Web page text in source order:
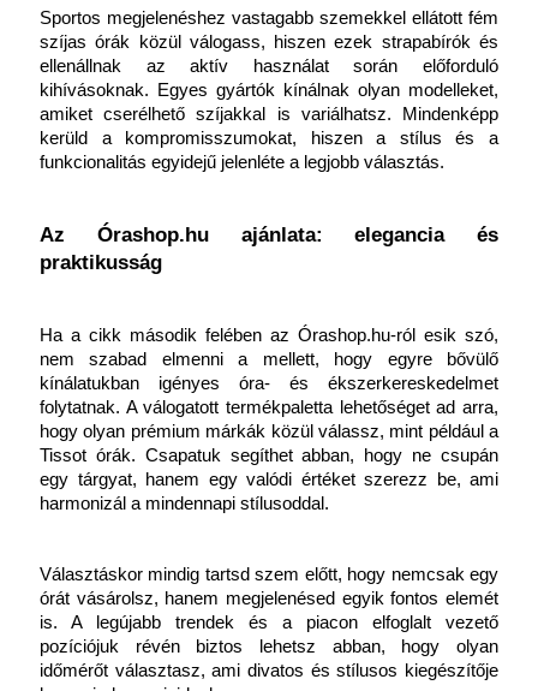
Sportos megjelenéshez vastagabb szemekkel ellátott fém
szíjas órák közül válogass, hiszen ezek strapabírók és
ellenállnak az aktív használat során előforduló
kihívásoknak. Egyes gyártók kínálnak olyan modelleket,
amiket cserélhető szíjakkal is variálhatsz. Mindenképp
kerüld a kompromisszumokat, hiszen a stílus és a
funkcionalitás egyidejű jelenléte a legjobb választás.
Az Órashop.hu ajánlata: elegancia és
praktikusság
Ha a cikk második felében az Órashop.hu-ról esik szó,
nem szabad elmenni a mellett, hogy egyre bővülő
kínálatukban igényes óra- és ékszerkereskedelmet
folytatnak. A válogatott termékpaletta lehetőséget ad arra,
hogy olyan prémium márkák közül válassz, mint például a
Tissot órák. Csapatuk segíthet abban, hogy ne csupán
egy tárgyat, hanem egy valódi értéket szerezz be, ami
harmonizál a mindennapi stílusoddal.
Választáskor mindig tartsd szem előtt, hogy nemcsak egy
órát vásárolsz, hanem megjelenésed egyik fontos elemét
is. A legújabb trendek és a piacon elfoglalt vezető
pozíciójuk révén biztos lehetsz abban, hogy olyan
időmérőt választasz, ami divatos és stílusos kiegészítője